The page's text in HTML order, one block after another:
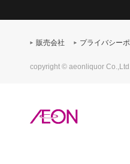
販売会社 プライバシー
copyright © aeonliquor